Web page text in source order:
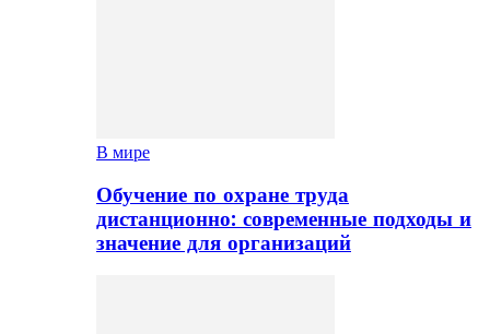
В мире
Обучение по охране труда
дистанционно: современные подходы и
значение для организаций